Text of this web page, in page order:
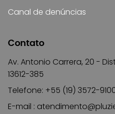
Canal de denúncias
Contato
Av. Antonio Carrera, 20 -
13612-385
Telefone: +55 (19) 3572-
E-mail :